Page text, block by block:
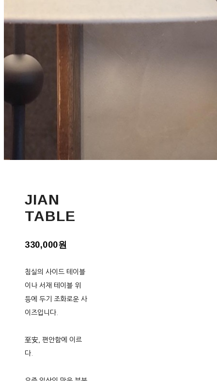
JIAN
TABLE
330,000원
침실의 사이드 테이블
이나 서재 테이블 위
등에 두기 조화로운 사
이즈입니다.
至安, 편안함에 이르
다.